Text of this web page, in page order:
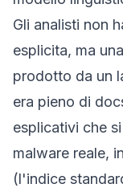
Gli analisti non
esplicita, ma
prodotto da un
era pieno di
esplicativi che
malware reale,
(l'indice